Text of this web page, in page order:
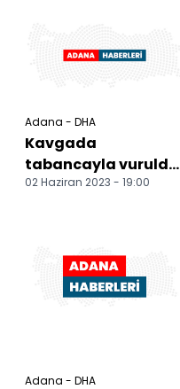
Adana - DHA
Kavgada
tabancayla vuruldu,
2 gün sonra
02 Haziran 2023 - 19:00
Adana - DHA